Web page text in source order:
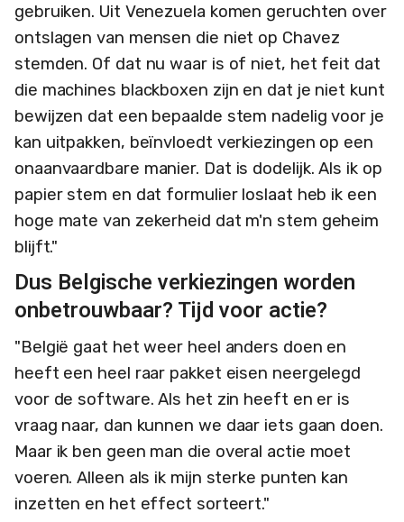
gebruiken. Uit Venezuela komen geruchten over
ontslagen van mensen die niet op Chavez
stemden. Of dat nu waar is of niet, het feit dat
die machines blackboxen zijn en dat je niet kunt
bewijzen dat een bepaalde stem nadelig voor je
kan uitpakken, beïnvloedt verkiezingen op een
onaanvaardbare manier. Dat is dodelijk. Als ik op
papier stem en dat formulier loslaat heb ik een
hoge mate van zekerheid dat m'n stem geheim
blijft."
Dus Belgische verkiezingen worden
onbetrouwbaar? Tijd voor actie?
"België gaat het weer heel anders doen en
heeft een heel raar pakket eisen neergelegd
voor de software. Als het zin heeft en er is
vraag naar, dan kunnen we daar iets gaan doen.
Maar ik ben geen man die overal actie moet
voeren. Alleen als ik mijn sterke punten kan
inzetten en het effect sorteert."